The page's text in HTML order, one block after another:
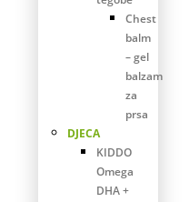
Chest
balm
– gel
balzam
za
prsa
DJECA
KIDDO
Omega
DHA +